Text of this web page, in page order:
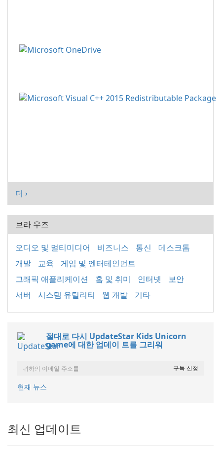
더 ›
브라 우즈
오디오 및 멀티미디어 비즈니스 통신
데스크톱
개발
교육
게임 및 엔터테인먼트
그래픽 애플리케이션
홈 및 취미 인터넷
보안
서버
시스템 유틸리티 웹 개발 기타
절대로 다시 UpdateStar Kids Unicorn
game에 대한 업데이 트를 그리워
현재 뉴스
최신 업데이트